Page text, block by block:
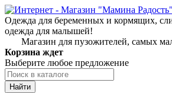
Одежда для беременных и кормящих,
одежда для малышей!
Магазин для пузожителей, самых
Корзина ждет
Выберите любое предложение
Найти